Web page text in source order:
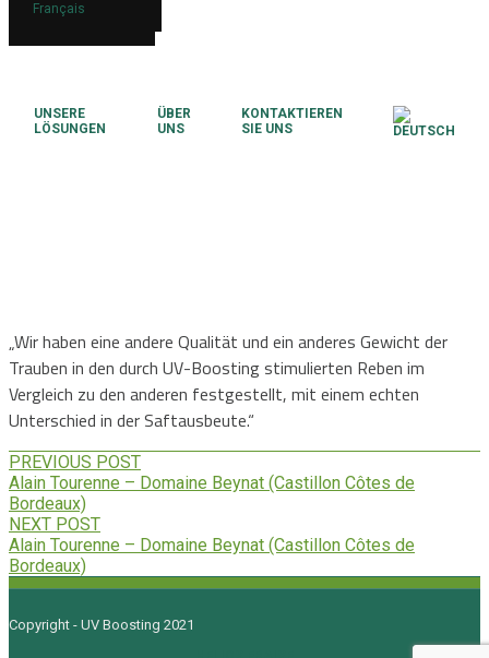
Français
UNSERE
LÖSUNGEN
ÜBER
UNS
KONTAKTIEREN
SIE UNS
„Wir haben eine andere Qualität und ein anderes Gewicht der
Trauben in den durch UV-Boosting stimulierten Reben im
Vergleich zu den anderen festgestellt, mit einem echten
Unterschied in der Saftausbeute.“
PREVIOUS POST
Alain Tourenne – Domaine Beynat (Castillon Côtes de
Bordeaux)
NEXT POST
Alain Tourenne – Domaine Beynat (Castillon Côtes de
Bordeaux)
Copyright - UV Boosting 2021